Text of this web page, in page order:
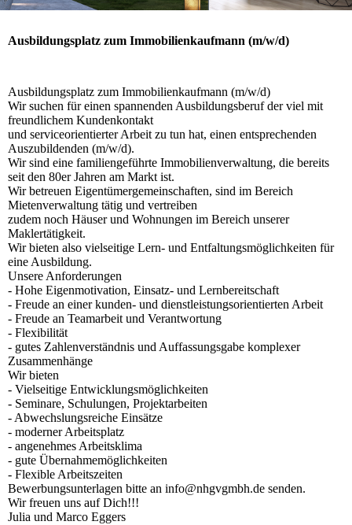
Ausbildungsplatz zum Immobilienkaufmann (m/w/d)
Ausbildungsplatz zum Immobilienkaufmann (m/w/d)
Wir suchen für einen spannenden Ausbildungsberuf der viel mit
freundlichem Kundenkontakt
und serviceorientierter Arbeit zu tun hat, einen entsprechenden
Auszubildenden (m/w/d).
Wir sind eine familiengeführte Immobilienverwaltung, die bereits
seit den 80er Jahren am Markt ist.
Wir betreuen Eigentümergemeinschaften, sind im Bereich
Mietenverwaltung tätig und vertreiben
zudem noch Häuser und Wohnungen im Bereich unserer
Maklertätigkeit.
Wir bieten also vielseitige Lern- und Entfaltungsmöglichkeiten für
eine Ausbildung.
Unsere Anforderungen
- Hohe Eigenmotivation, Einsatz- und Lernbereitschaft
- Freude an einer kunden- und dienstleistungsorientierten Arbeit
- Freude an Teamarbeit und Verantwortung
- Flexibilität
- gutes Zahlenverständnis und Auffassungsgabe komplexer
Zusammenhänge
Wir bieten
- Vielseitige Entwicklungsmöglichkeiten
- Seminare, Schulungen, Projektarbeiten
- Abwechslungsreiche Einsätze
- moderner Arbeitsplatz
- angenehmes Arbeitsklima
- gute Übernahmemöglichkeiten
- Flexible Arbeitszeiten
Bewerbungsunterlagen bitte an info@nhgvgmbh.de senden.
Wir freuen uns auf Dich!!!
Julia und Marco Eggers